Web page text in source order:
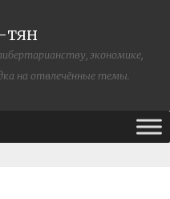
экономике,
на отвлечённые темы.